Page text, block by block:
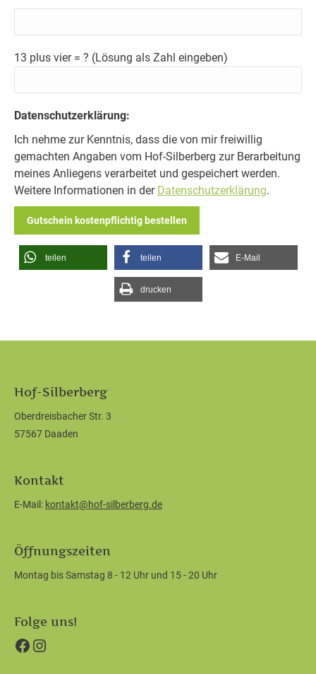
13 plus vier = ? (Lösung als Zahl eingeben)
Datenschutzerklärung:
Ich nehme zur Kenntnis, dass die von mir freiwillig
gemachten Angaben vom Hof-Silberberg zur Berarbeitung
meines Anliegens verarbeitet und gespeichert werden.
Weitere Informationen in der Datenschutzerklärung.
Bitte lasse dieses Feld leer.
teilen teilen E-Mail
drucken
Hof-Silberberg
Oberdreisbacher Str. 3
57567 Daaden
Kontakt
E-Mail: kontakt@hof-silberberg.de
Öffnungszeiten
Montag bis Samstag 8 - 12 Uhr und 15 - 20 Uhr
Folge uns!
Facebook
Instagram